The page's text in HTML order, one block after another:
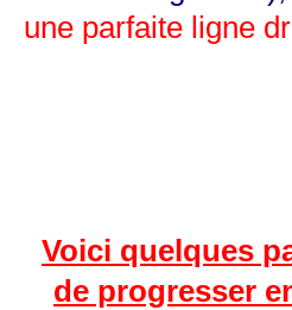
une parfaite ligne
Voici quelques
de progresser